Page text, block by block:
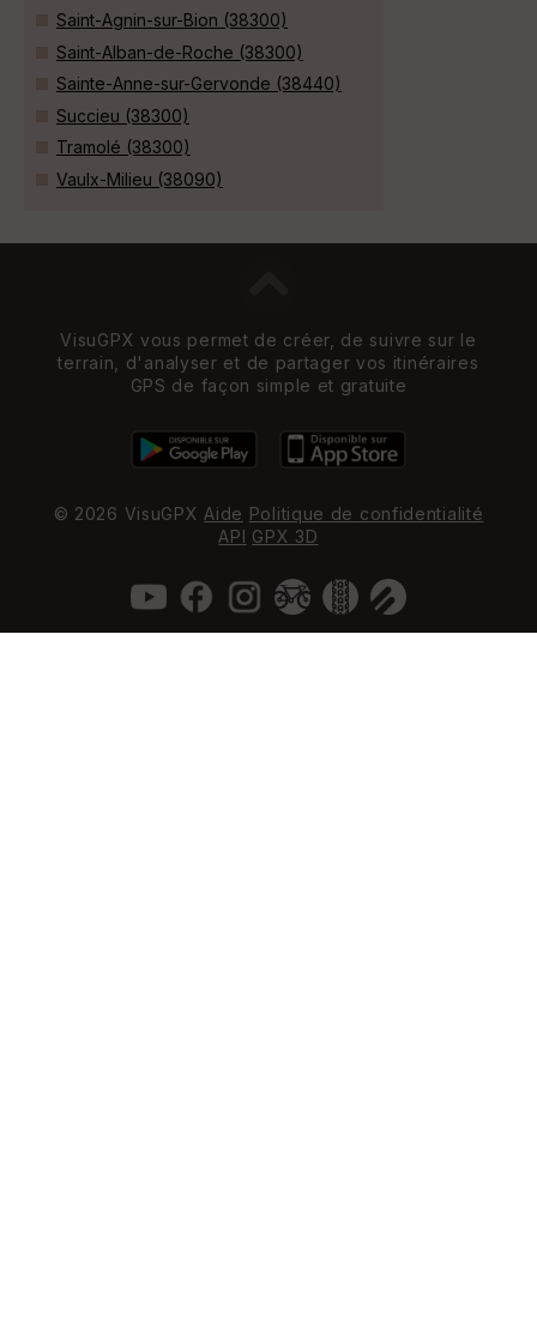
Saint-Agnin-sur-Bion (38300)
Saint-Alban-de-Roche (38300)
Sainte-Anne-sur-Gervonde (38440)
Succieu (38300)
Tramolé (38300)
Vaulx-Milieu (38090)
VisuGPX vous permet de créer, de suivre sur le
terrain, d'analyser et de partager vos itinéraires
GPS de façon simple et gratuite
© 2026 VisuGPX Aide Politique de confidentialité
API GPX 3D